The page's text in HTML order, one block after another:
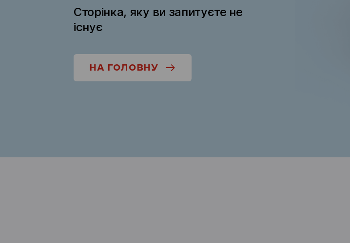
Сторінка, яку ви запитуєте не
існує
НА ГОЛОВНУ